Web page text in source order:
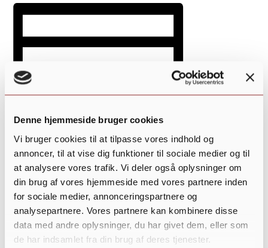
Denne hjemmeside bruger cookies
Vi bruger cookies til at tilpasse vores indhold og
annoncer, til at vise dig funktioner til sociale medier og til
at analysere vores trafik. Vi deler også oplysninger om
din brug af vores hjemmeside med vores partnere inden
for sociale medier, annonceringspartnere og
analysepartnere. Vores partnere kan kombinere disse
data med andre oplysninger, du har givet dem, eller som
de har indsamlet fra din brug af deres tjenester.
Tilføj til kalender